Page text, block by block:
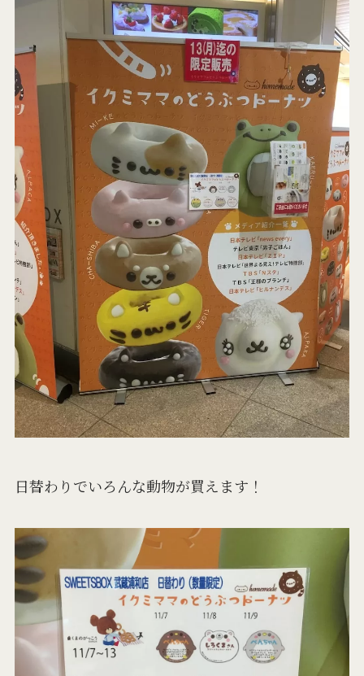
日替わりでいろんな動物が買えます！